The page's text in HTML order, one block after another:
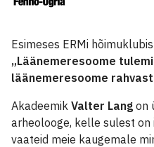
Esimeses ERMi
„Läänemeresoome
läänemeresoome
Akadeemik Valter Lang on
arheolooge, kelle sulest
vaateid meie kaugemale